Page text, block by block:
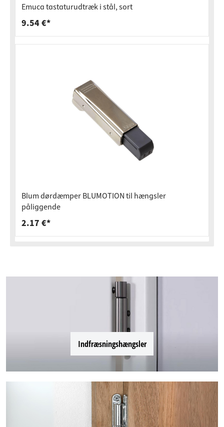
Emuca tastaturudtræk i stål, sort
9.54 €*
Blum dørdæmper BLUMOTION til hængsler
påliggende
2.17 €*
Indfræsningshængsler